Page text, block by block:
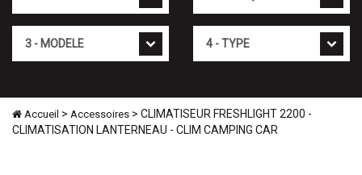
Accueil > Accessoires > CLIMATISEUR FRESHLIGHT 2200 -
CLIMATISATION LANTERNEAU - CLIM CAMPING CAR